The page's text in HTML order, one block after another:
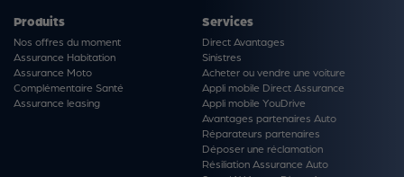
Produits
Nos offres du moment
Assurance Habitation
Assurance Moto
Complémentaire Santé
Assurance leasing
Services
Direct Avantages
Sinistres
Acheter ou vendre une voiture
Appli mobile Direct Assurance
Appli mobile YouDrive
Avantages partenaires Auto
Réparateurs partenaires
Déposer une réclamation
Résiliation Assurance Auto